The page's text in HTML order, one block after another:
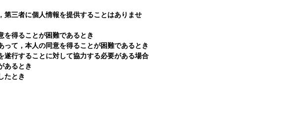
第三者に個人情報を提供することはありませ
を得ることが困難であるとき
て，本人の同意を得ることが困難であるとき
遂行することに対して協力する必要がある場合
あるとき
たとき